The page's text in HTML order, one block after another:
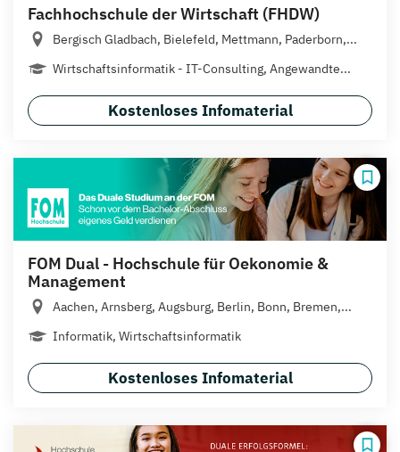
Fachhochschule der Wirtschaft (FHDW)
Bergisch Gladbach, Bielefeld, Mettmann, Paderborn,...
Wirtschaftsinformatik - IT-Consulting, Angewandte...
Kostenloses Infomaterial
FOM Dual - Hochschule für Oekonomie &
Management
Aachen, Arnsberg, Augsburg, Berlin, Bonn, Bremen,...
Informatik, Wirtschaftsinformatik
Kostenloses Infomaterial